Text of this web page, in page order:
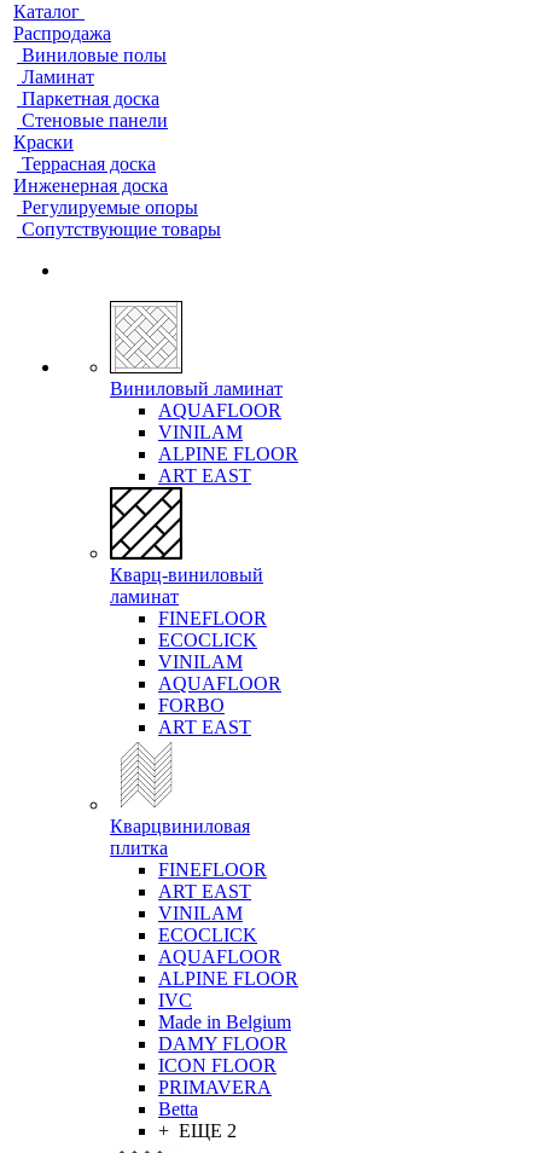
Каталог
Распродажа
Виниловые полы
Ламинат
Паркетная доска
Стеновые панели
Краски
Террасная доска
Инженерная доска
Регулируемые опоры
Сопутствующие товары
Виниловый ламинат
AQUAFLOOR
VINILAM
ALPINE FLOOR
ART EAST
Кварц-виниловый
ламинат
FINEFLOOR
ECOCLICK
VINILAM
AQUAFLOOR
FORBO
ART EAST
Кварцвиниловая
плитка
FINEFLOOR
ART EAST
VINILAM
ECOCLICK
AQUAFLOOR
ALPINE FLOOR
IVC
Made in Belgium
DAMY FLOOR
ICON FLOOR
PRIMAVERA
Betta
+ ЕЩЕ 2